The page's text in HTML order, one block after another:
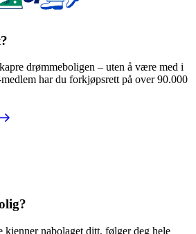
drømmeboligen – uten å være med i
har du forkjøpsrett på over 90.000
kjenner nabolaget ditt, følger deg hele